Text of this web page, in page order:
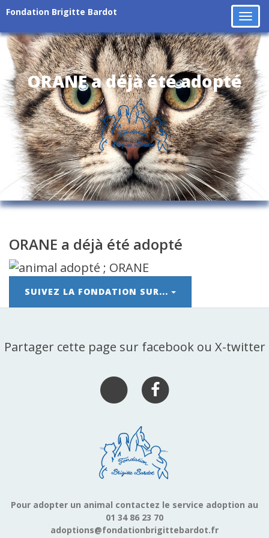
Fondation Brigitte Bardot
ORANE a déjà été adopté
ORANE a déjà été adopté
SUIVEZ LA FONDATION SUR...
Partager cette page sur facebook ou X-twitter
Pour adopter un animal contactez le service adoption au
01 34 86 23 70
adoptions@fondationbrigittebardot.fr